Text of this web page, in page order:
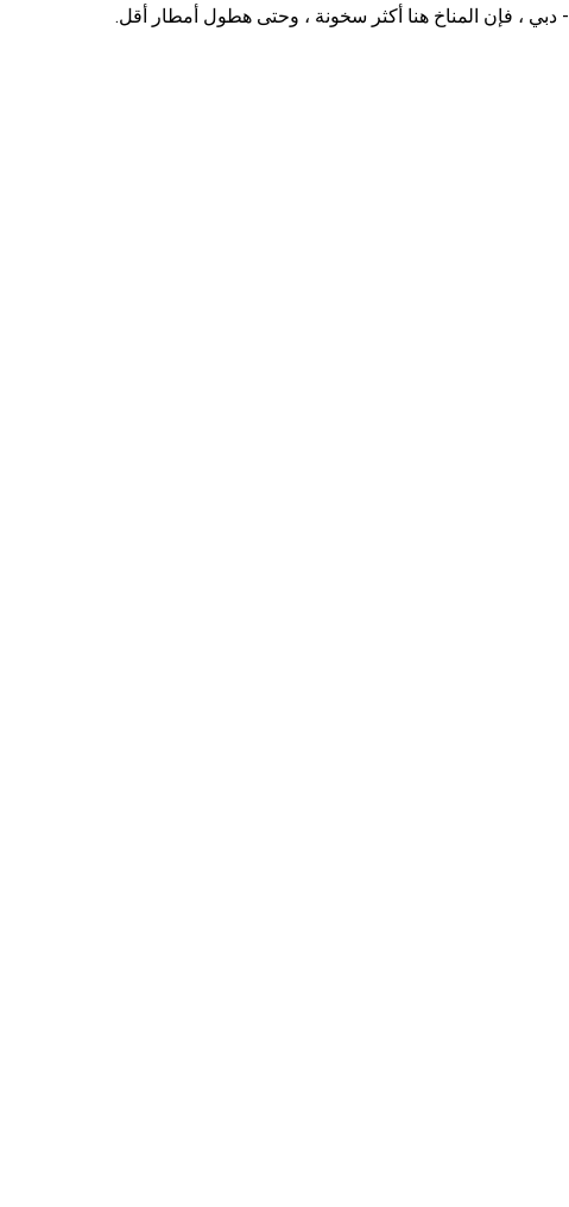
- دبي ، فإن المناخ هنا أكثر سخونة ، وحتى هطول أمطار أقل.